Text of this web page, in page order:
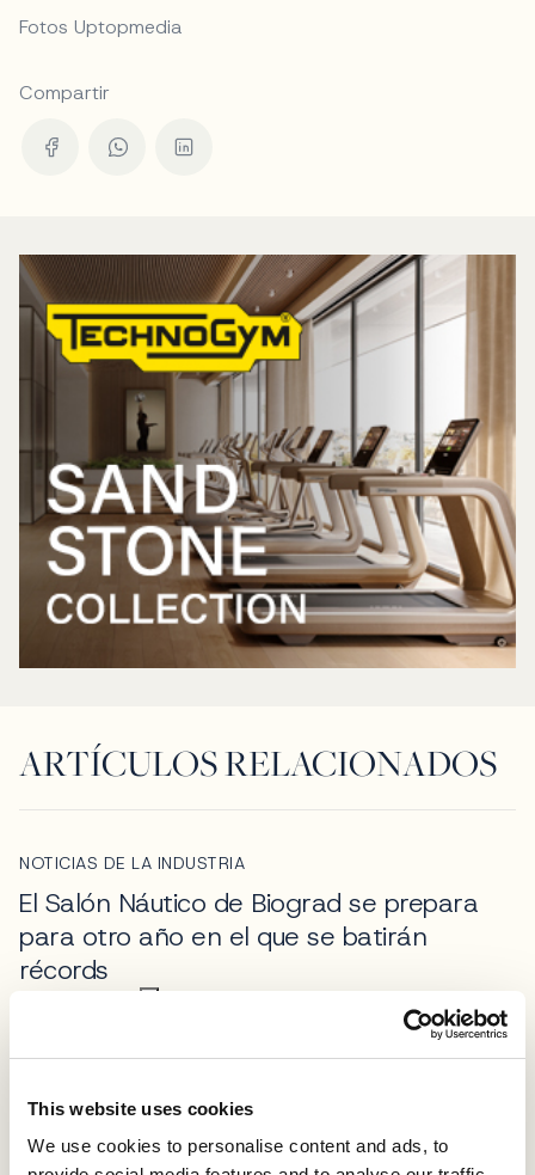
This website uses cookies
We use cookies to personalise content and ads, to
Fotos Uptopmedia
Compartir
ARTÍCULOS RELACIONADOS
NOTICIAS DE LA INDUSTRIA
El Salón Náutico de Biograd se prepara
para otro año en el que se batirán
récords
Navis Marine abre una oficina exclusiva en
Mónaco